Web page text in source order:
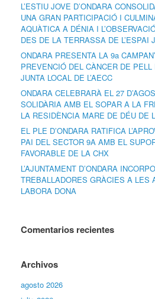
L’ESTIU JOVE D’ONDARA
UNA GRAN PARTICIPACIÓ I
AQUÀTICA A DÉNIA I
DES DE LA TERRASSA DE L’ESPAI
ONDARA PRESENTA LA 9a
PREVENCIÓ DEL CÀNCER DE
JUNTA LOCAL DE L’AECC
ONDARA CELEBRARÀ EL 27
SOLIDÀRIA AMB EL SOPAR A LA
LA RESIDÈNCIA MARE DE DÉU DE
EL PLE D’ONDARA RATIFICA
PAI DEL SECTOR 9A AMB EL
FAVORABLE DE LA CHX
L’AJUNTAMENT D’ONDARA
TREBALLADORES GRÀCIES A LES
LABORA DONA
Comentarios recientes
Archivos
agosto 2026